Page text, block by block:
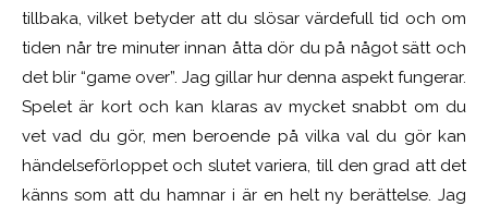
tillbaka, vilket betyder att du slösar värdefull tid och om
tiden når tre minuter innan åtta dör du på något sätt och
det blir “game over”. Jag gillar hur denna aspekt fungerar.
Spelet är kort och kan klaras av mycket snabbt om du
vet vad du gör, men beroende på vilka val du gör kan
händelseförloppet och slutet variera, till den grad att det
känns som att du hamnar i är en helt ny berättelse. Jag